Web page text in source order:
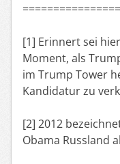
[1] Erinnert sei
Moment, als
im Trump Tower
Kandidatur zu
[2] 2012
Obama Russland